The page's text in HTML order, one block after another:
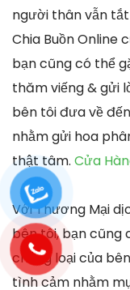
người thân vẫn
Chia Buồn Online
bạn cũng có thể
thăm viếng & gửi
bên tôi đưa về
nhằm gửi hoa
thật tâm. Cửa
Với Thương Mại
bên tôi, bạn cũng
chủng loại của
tình cảm nhằm